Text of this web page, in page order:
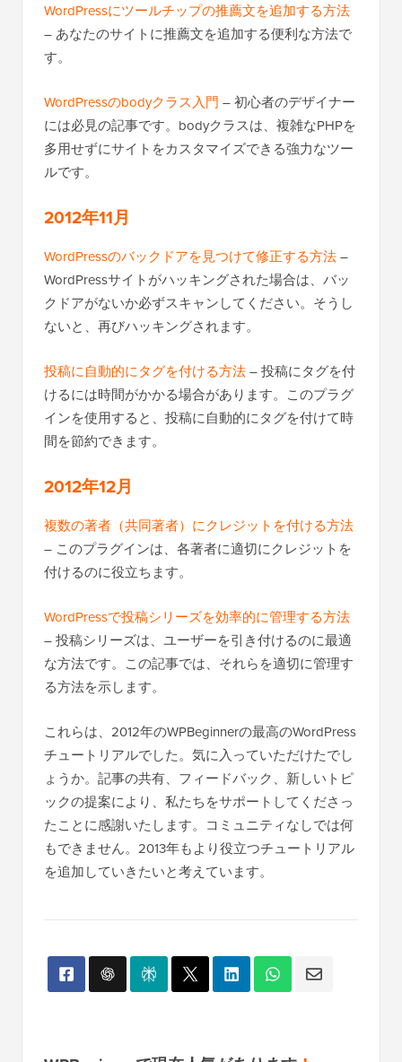
WordPressにツールチップの推薦文を追加する方法
– あなたのサイトに推薦文を追加する便利な方法で
す。
WordPressのbodyクラス入門 – 初心者のデザイナー
には必見の記事です。bodyクラスは、複雑なPHPを
多用せずにサイトをカスタマイズできる強力なツー
ルです。
2012年11月
WordPressのバックドアを見つけて修正する方法–
WordPressサイトがハッキングされた場合は、バッ
クドアがないか必ずスキャンしてください。そうし
ないと、再びハッキングされます。
投稿に自動的にタグを付ける方法– 投稿にタグを付
けるには時間がかかる場合があります。このプラグ
インを使用すると、投稿に自動的にタグを付けて時
間を節約できます。
2012年12月
複数の著者（共同著者）にクレジットを付ける方法
– このプラグインは、各著者に適切にクレジットを
付けるのに役立ちます。
WordPressで投稿シリーズを効率的に管理する方法
– 投稿シリーズは、ユーザーを引き付けるのに最適
な方法です。この記事では、それらを適切に管理す
る方法を示します。
これらは、2012年のWPBeginnerの最高のWordPress
チュートリアルでした。気に入っていただけたでし
ょうか。記事の共有、フィードバック、新しいトピ
ックの提案により、私たちをサポートしてくださっ
たことに感謝いたします。コミュニティなしでは何
もできません。2013年もより役立つチュートリアル
を追加していきたいと考えています。